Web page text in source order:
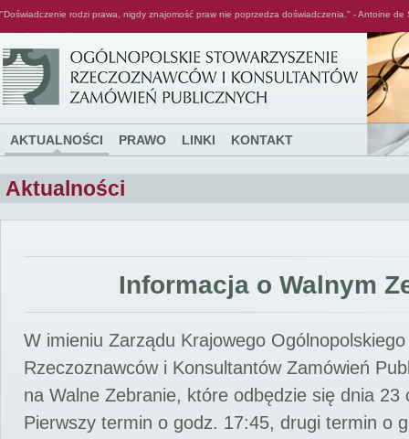
"Doświadczenie rodzi prawa, nigdy znajomość praw nie poprzedza doświadczenia." - Antoine de
AKTUALNOŚCI PRAWO LINKI KONTAKT
Aktualności
Informacja o Walnym
W imieniu Zarządu Krajowego
Rzeczoznawców i Konsultantów Zamówień
na Walne Zebranie, które odbędzie się dnia 23
Pierwszy termin o godz. 17:45, drugi termin o